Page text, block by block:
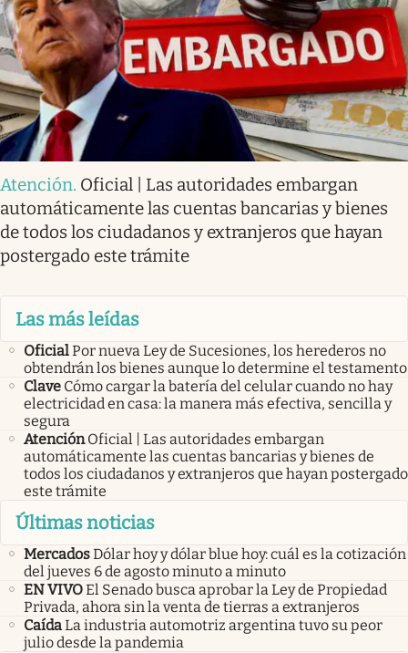
Atención. Oficial | Las autoridades embargan
automáticamente las cuentas bancarias y bienes
de todos los ciudadanos y extranjeros que hayan
postergado este trámite
Las más leídas
OficialPor nueva Ley de Sucesiones, los herederos no
obtendrán los bienes aunque lo determine el testamento
Clave Cómo cargar la batería del celular cuando no hay
electricidad en casa: la manera más efectiva, sencilla y
segura
Atención Oficial | Las autoridades embargan
automáticamente las cuentas bancarias y bienes de
todos los ciudadanos y extranjeros que hayan postergado
este trámite
Últimas noticias
MercadosDólar hoy y dólar blue hoy: cuál es la cotización
del jueves 6 de agosto minuto a minuto
EN VIVOEl Senado busca aprobar la Ley de Propiedad
Privada, ahora sin la venta de tierras a extranjeros
CaídaLa industria automotriz argentina tuvo su peor
julio desde la pandemia